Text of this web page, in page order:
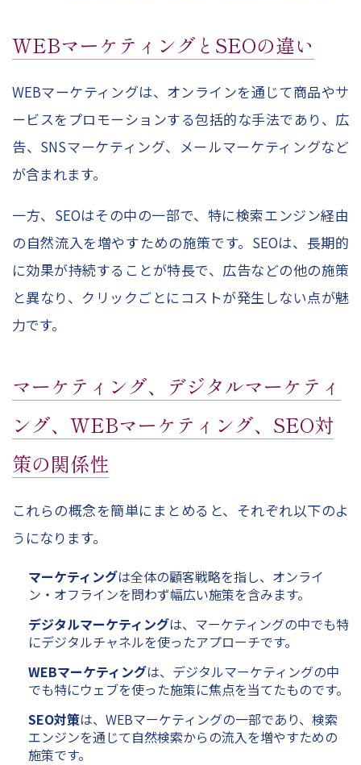
WEBマーケティングとSEOの違い
WEBマーケティングは、オンラインを通じて商品やサ
ービスをプロモーションする包括的な手法であり、広
告、SNSマーケティング、メールマーケティングなど
が含まれます。
一方、SEOはその中の一部で、特に検索エンジン経由
の自然流入を増やすための施策です。SEOは、長期的
に効果が持続することが特長で、広告などの他の施策
と異なり、クリックごとにコストが発生しない点が魅
力です。
マーケティング、デジタルマーケティ
ング、WEBマーケティング、SEO対
策の関係性
これらの概念を簡単にまとめると、それぞれ以下のよ
うになります。
マーケティングは全体の顧客戦略を指し、オンライ
ン・オフラインを問わず幅広い施策を含みます。
デジタルマーケティングは、マーケティングの中でも特
にデジタルチャネルを使ったアプローチです。
WEBマーケティングは、デジタルマーケティングの中
でも特にウェブを使った施策に焦点を当てたものです。
SEO対策は、WEBマーケティングの一部であり、検索
エンジンを通じて自然検索からの流入を増やすための
施策です。